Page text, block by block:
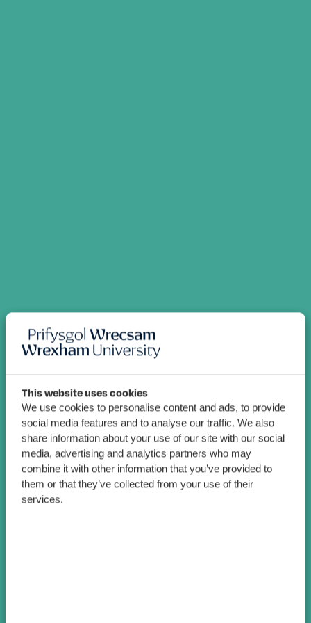
This website uses cookies
We use cookies to personalise content and ads, to provide
social media features and to analyse our traffic. We also
share information about your use of our site with our social
media, advertising and analytics partners who may
combine it with other information that you’ve provided to
them or that they’ve collected from your use of their
services.